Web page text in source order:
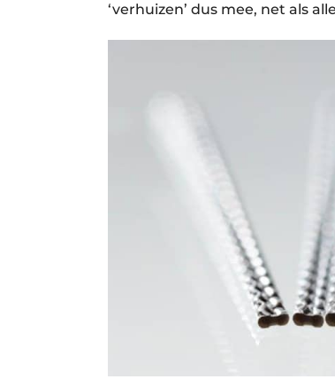
‘verhuizen’ dus mee, net als